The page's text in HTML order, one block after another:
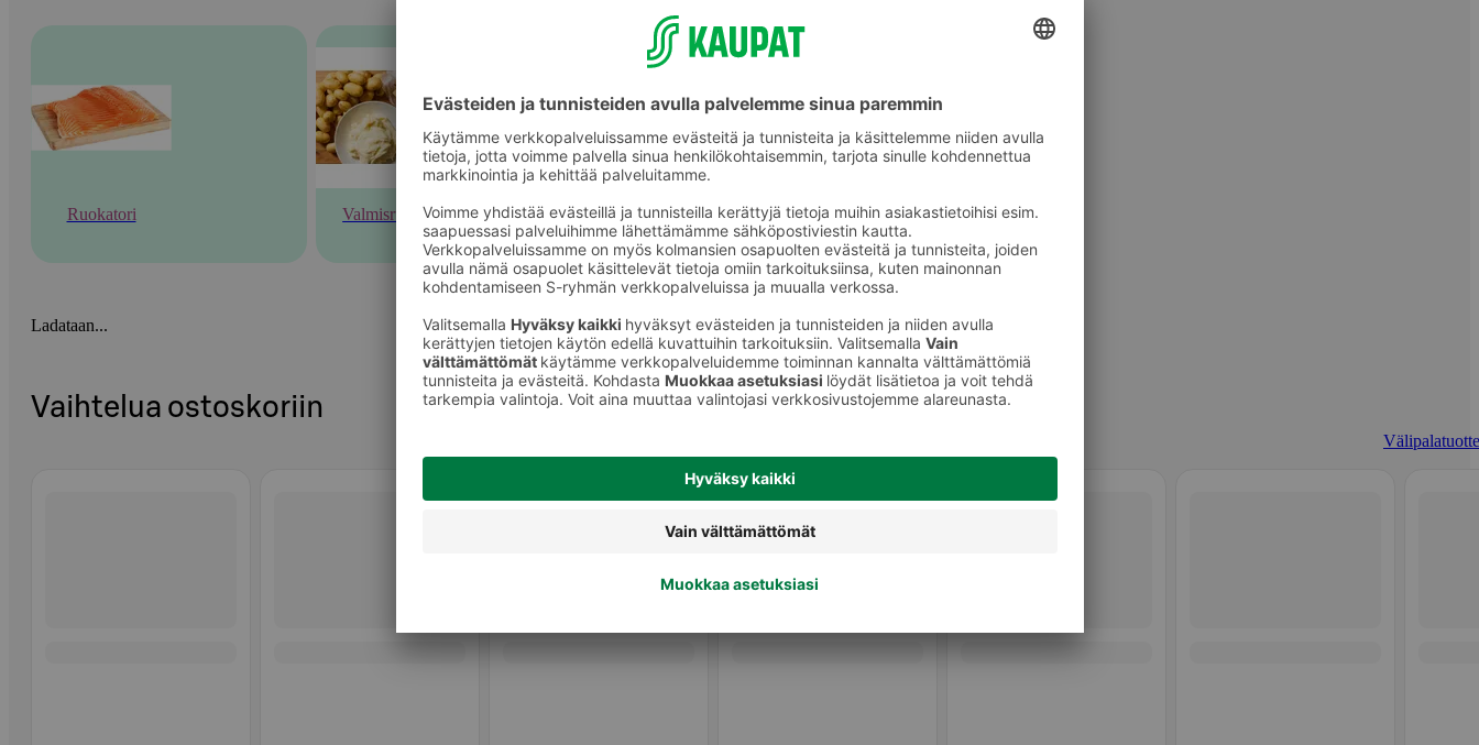
Ruokatori Valmisruoka Välipalatuotteet
Ladataan...
Vaihtelua ostoskoriin